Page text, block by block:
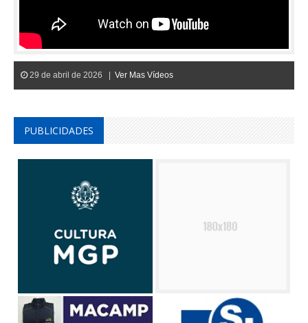
29 de abril de 2026 | Ver Mas Vídeos
PUBLICIDADES